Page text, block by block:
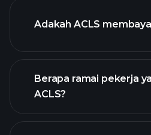
kewangan ACLS
Adakah ACLS
Berapa ramai pekerja
ACLS?